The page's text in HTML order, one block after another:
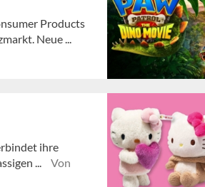
Products
Neue ...
ihre
...
Von